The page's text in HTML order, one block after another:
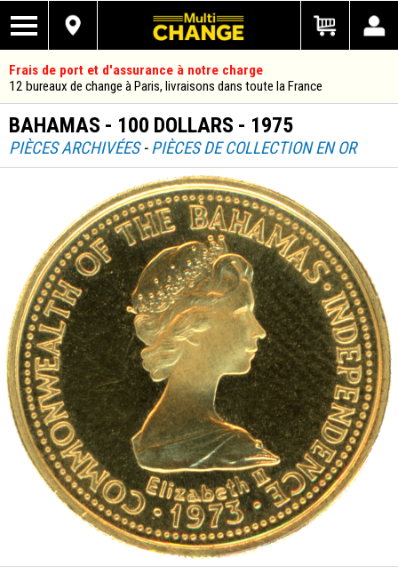
Frais de port et d'assurance à notre charge
12 bureaux de change à Paris, livraisons dans toute la France
BAHAMAS - 100 DOLLARS - 1975
PIÈCES ARCHIVÉES-PIÈCES DE COLLECTION EN OR